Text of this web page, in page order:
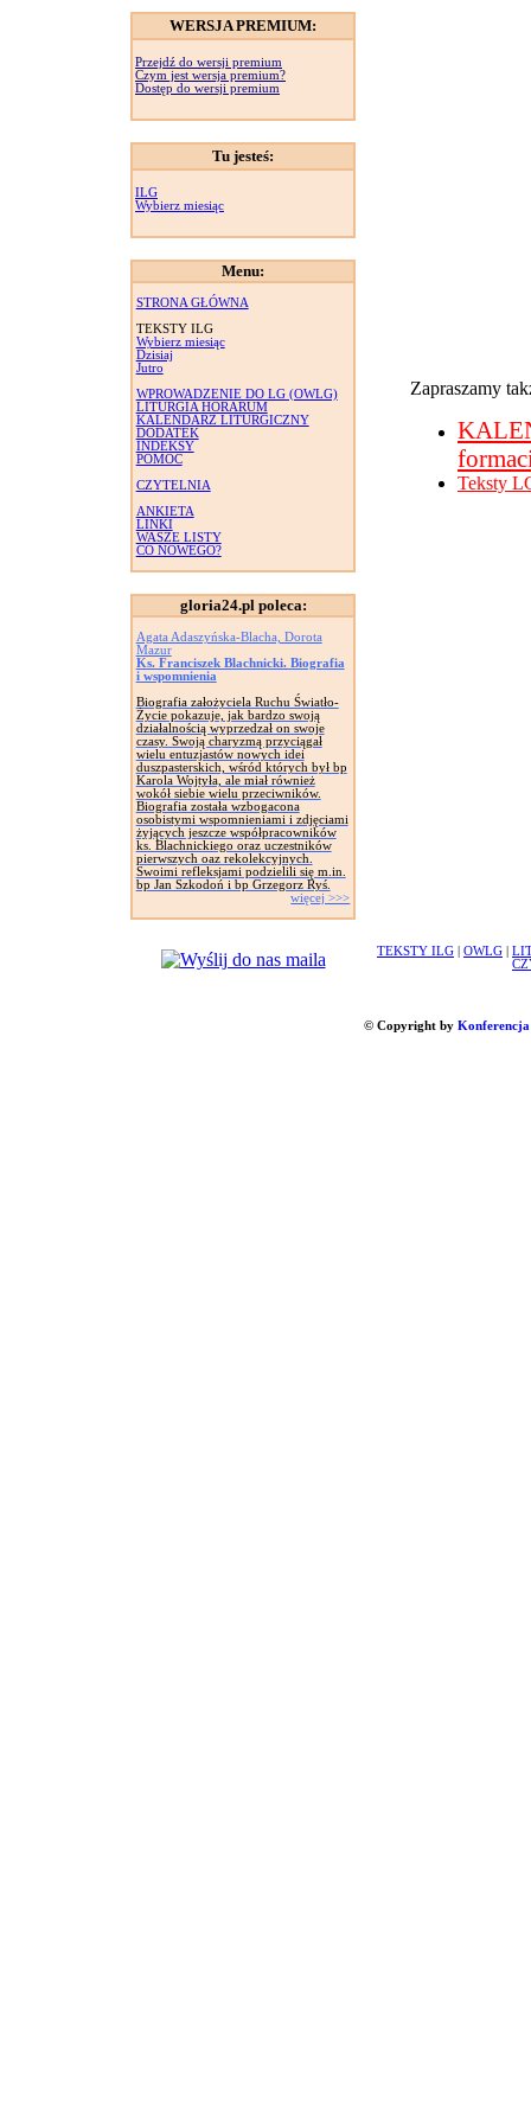
WERSJA PREMIUM:
Przejdź do wersji premium
Czym jest wersja premium?
Dostęp do wersji premium
Tu jesteś:
ILG
Wybierz miesiąc
Menu:
STRONA GŁÓWNA
TEKSTY ILG
Wybierz miesiąc
Dzisiaj
Jutro
WPROWADZENIE DO LG (OWLG)
LITURGIA HORARUM
KALENDARZ LITURGICZNY
DODATEK
INDEKSY
POMOC
CZYTELNIA
ANKIETA
LINKI
WASZE LISTY
CO NOWEGO?
gloria24.pl poleca:
Agata Adaszyńska-Blacha, Dorota
Mazur
Ks. Franciszek Blachnicki. Biografia
i wspomnienia
Biografia założyciela Ruchu Światło-
Życie pokazuje, jak bardzo swoją
działalnością wyprzedzał on swoje
czasy. Swoją charyzmą przyciągał
wielu entuzjastów nowych idei
duszpasterskich, wśród których był bp
Karola Wojtyła, ale miał również
wokół siebie wielu przeciwników.
Biografia została wzbogacona
osobistymi wspomnieniami i zdjęciami
żyjących jeszcze współpracowników
ks. Blachnickiego oraz uczestników
pierwszych oaz rekolekcyjnych.
Swoimi refleksjami podzielili się m.in.
bp Jan Szkodoń i bp Grzegorz Ryś.
więcej >>>
Zapraszamy
Teksty
TEKSTY ILG OWLG
© Copyright by Konferencja